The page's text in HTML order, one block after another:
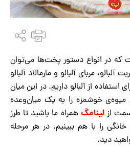
که در انواع دستور پخت‌ها می‌توان
آلبالو، مربای آلبالو و مارمالاد آلبالو
از آلبالو داریم. در این میان
خوشمزه را به یک میان‌وعده
از لینامگ همراه ما باشید تا طرز
را با هم ببینیم. در هر مرحله
دید.